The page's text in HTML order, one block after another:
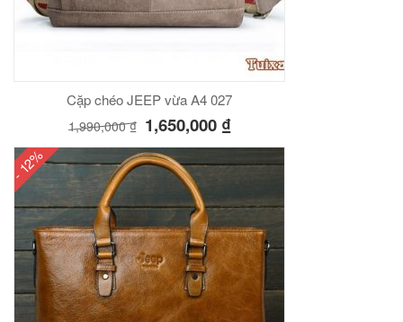
Cặp chéo JEEP vừa A4 027
1,990,000₫ 1,650,000 ₫
- 12%
₫
GIỎ